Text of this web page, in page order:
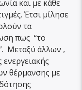
και με κάθε
Έτσι μίλησε
τα
πως “το
Μεταξύ άλλων ,
θέρμανσης με